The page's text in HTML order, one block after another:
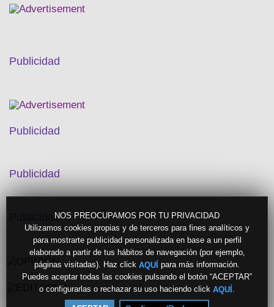
NOS PREOCUPAMOS POR TU PRIVACIDAD
Utilizamos cookies propias y de terceros para fines analíticos y
para mostrarte publicidad personalizada en base a un perfil
elaborado a partir de tus hábitos de navegación (por ejemplo,
páginas visitadas). Haz click AQUÍ para más información.
Puedes aceptar todas las cookies pulsando el botón “ACEPTAR”
o configurarlas o rechazar su uso haciendo click AQUÍ .
Publicidad
Publicidad
Publicidad
Publicidad